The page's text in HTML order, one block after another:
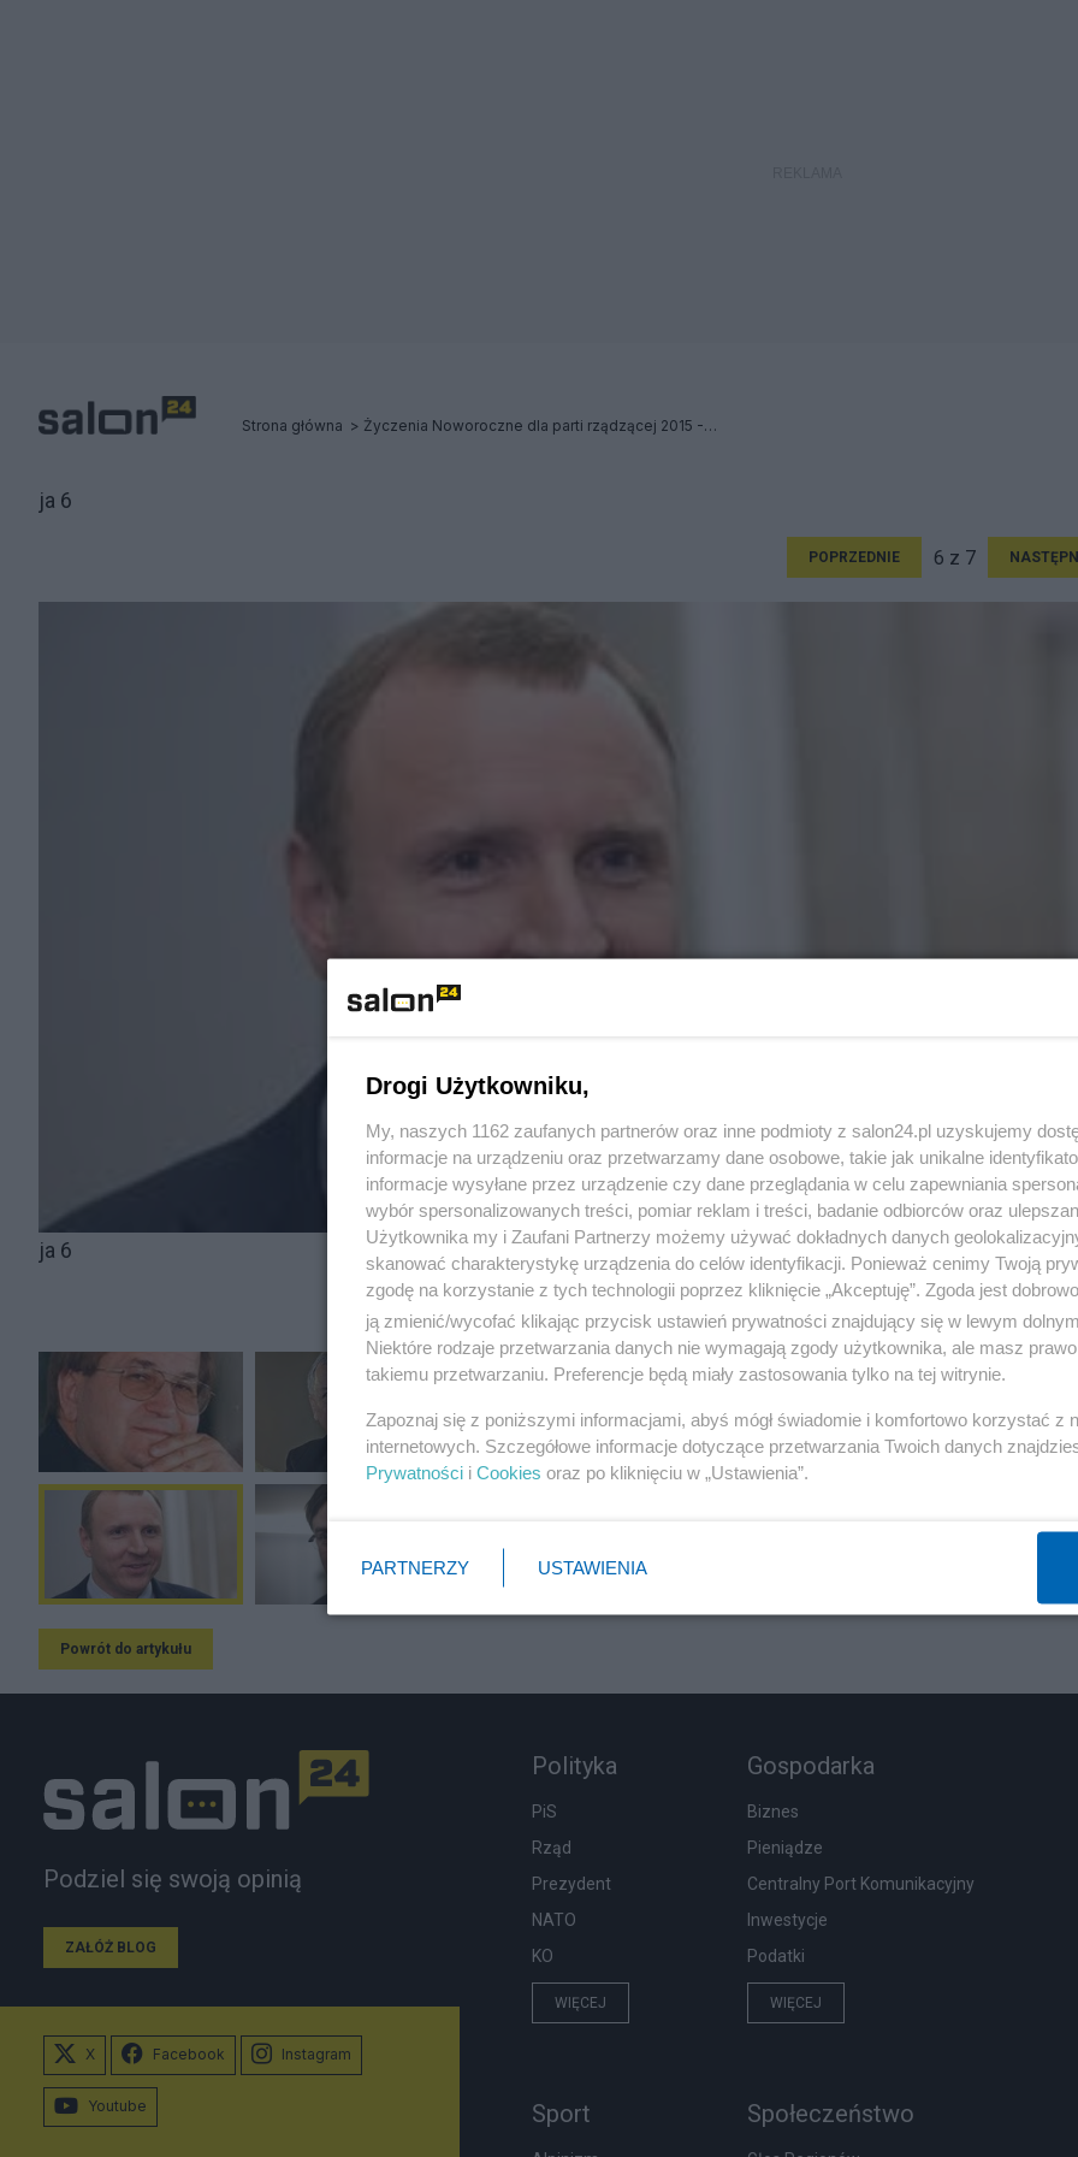
Strona główna Życzenia Noworoczne dla parti rządzącej 2015 -2019
ja 6
POPRZEDNIE 6 z 7
ja 6
6 z 7
Powrót do artykułu
Podziel się swoją opinią
ZAŁÓŻ BLOG
Polityka
PiS
Rząd
Prezydent
NATO
KO
WIĘCEJ
Gospodarka
Biznes
Pieniądze
Centralny Port Komunikacyjny
Inwestycje
Podatki
WIĘCEJ
Sport Społeczeństwo
X Facebook Instagram
Youtube
Drogi Użytkowniku,
My, naszych 1162 zaufanych partnerów oraz inne podmioty z salon24.pl uzyskujemy
informacje na urządzeniu oraz przetwarzamy dane osobowe, takie jak unikalne
informacje wysyłane przez urządzenie czy dane przeglądania w celu zapewniania
wybór spersonalizowanych treści, pomiar reklam i treści, badanie odbiorców oraz
Użytkownika my i Zaufani Partnerzy możemy używać dokładnych danych
skanować charakterystykę urządzenia do celów identyfikacji. Ponieważ cenimy Twoją
zgodę na korzystanie z tych technologii poprzez kliknięcie „Akceptuję”. Zgoda jest
ją zmienić/wycofać klikając przycisk ustawień prywatności znajdujący się w lewym
Niektóre rodzaje przetwarzania danych nie wymagają zgody użytkownika, ale masz
takiemu przetwarzaniu. Preferencje będą miały zastosowania tylko na tej witrynie.
Zapoznaj się z poniższymi informacjami, abyś mógł świadomie i komfortowo korzystać z
internetowych. Szczegółowe informacje dotyczące przetwarzania Twoich danych
Prywatności i Cookies oraz po kliknięciu w „Ustawienia”.
PARTNERZY USTAWIENIA